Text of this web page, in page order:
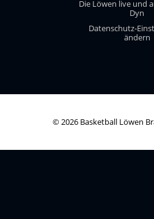
Die Löwen live und
Dyn
Datenschutz-
ändern
© 2026 Basketball Löwen